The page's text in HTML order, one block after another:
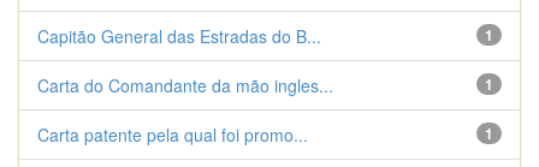
1
Capitão General das Estradas do B...
1
Carta do Comandante da mão ingles...
1
Carta patente pela qual foi promo...